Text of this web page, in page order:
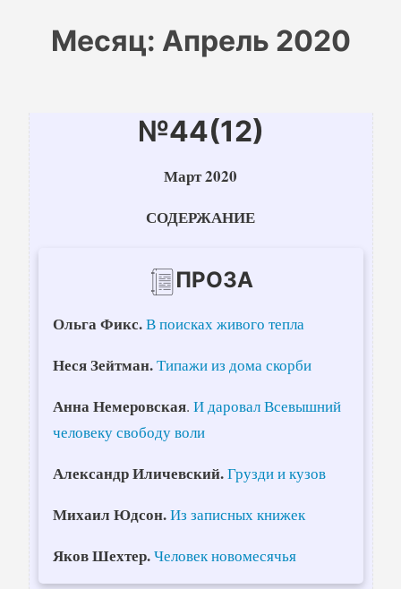
Месяц: Апрель 2020
№44(12)
Март 2020
СОДЕРЖАНИЕ
ПРОЗА
Ольга Фикс.В поисках живого тепла
Неся Зейтман.Типажи из дома скорби
Анна Немеровская. И даровал Всевышний
человеку свободу воли
Александр Иличевский.Грузди и кузов
Михаил Юдсон.Из записных книжек
Яков Шехтер.Человек новомесячья